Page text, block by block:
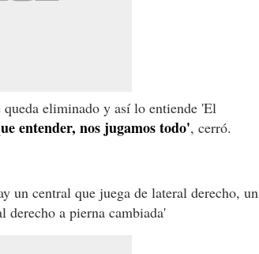
queda eliminado y así lo entiende 'El
entender, nos jugamos todo', cerró.
un central que juega de lateral derecho, un
derecho a pierna cambiada'